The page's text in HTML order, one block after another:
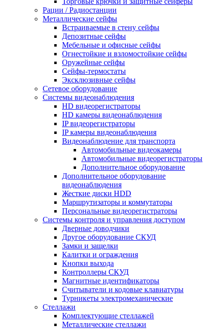
Рации / Радиостанции
Металлические сейфы
Встраиваемые в стену сейфы
Депозитные сейфы
Мебельные и офисные сейфы
Огнестойкие и взломостойкие сейфы
Оружейные сейфы
Сейфы-термостаты
Эксклюзивные сейфы
Сетевое оборудование
Системы видеонаблюдения
HD видеорегистраторы
HD камеры видеонаблюдения
IP видеорегистраторы
IP камеры видеонаблюдения
Видеонаблюдение для транспорта
Автомобильные видеокамеры
Автомобильные видеорегистраторы
Дополнительное оборудование
Дополнительное оборудование
видеонаблюдения
Жесткие диски HDD
Маршрутизаторы и коммутаторы
Персональные видеорегистраторы
Системы контроля и управления доступом
Дверные доводчики
Другое оборудование СКУД
Замки и защелки
Калитки и ограждения
Кнопки выхода
Контроллеры СКУД
Магнитные идентификаторы
Считыватели и кодовые клавиатуры
Турникеты электромеханические
Стеллажи
Комплектующие стеллажей
Металлические стеллажи